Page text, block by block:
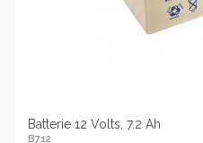
Batterie 12 Volts, 7.2 Ah
B712